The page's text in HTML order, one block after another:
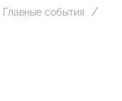
Главные события